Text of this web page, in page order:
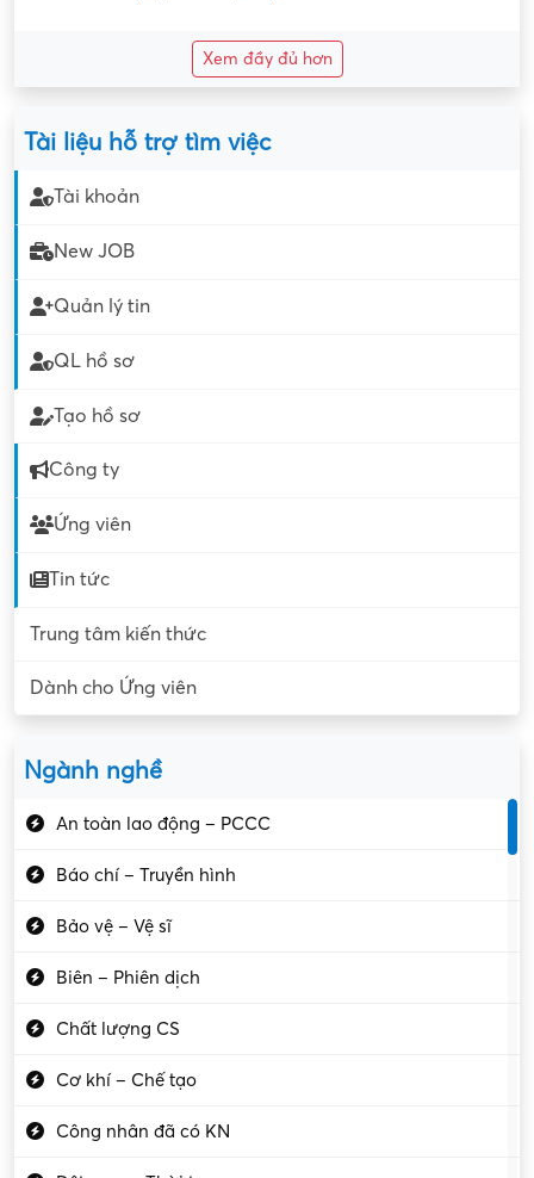
Xem đầy đủ hơn
Tài liệu hỗ trợ tìm việc
Tài khoản
New JOB
Quản lý tin
QL hồ sơ
Tạo hồ sơ
Công ty
Ứng viên
Tin tức
Trung tâm kiến thức
Dành cho Ứng viên
Ngành nghề
An toàn lao động – PCCC
Báo chí – Truyền hình
Bảo vệ – Vệ sĩ
Biên – Phiên dịch
Chất lượng CS
Cơ khí – Chế tạo
Công nhân đã có KN